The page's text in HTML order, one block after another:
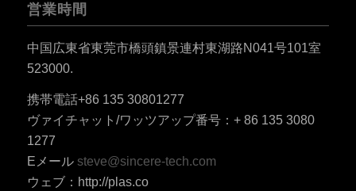
営業時間
中国広東省東莞市橋頭鎮景連村東湖路N041号101室
523000.
携帯電話+86 135 30801277
ヴァイチャット/ワッツアップ番号：+ 86 135 3080
1277
Eメール steve@sincere-tech.com
ウェブ：http://plas.co
SV
RO